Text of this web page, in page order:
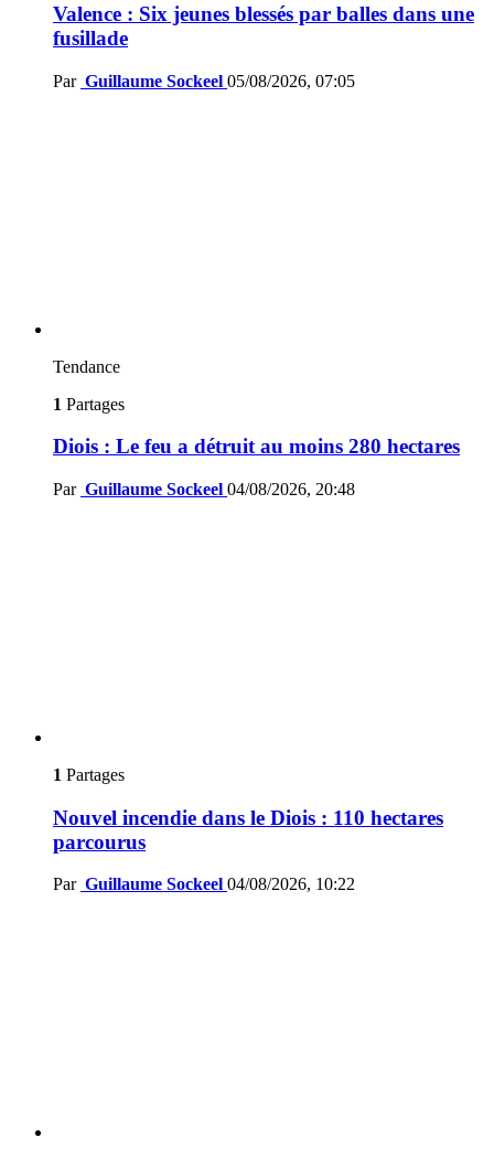
Valence : Six jeunes blessés par balles dans une
fusillade
Par Guillaume Sockeel 05/08/2026, 07:05
Tendance
1 Partages
Diois : Le feu a détruit au moins 280 hectares
Par Guillaume Sockeel 04/08/2026, 20:48
1 Partages
Nouvel incendie dans le Diois : 110 hectares
parcourus
Par Guillaume Sockeel 04/08/2026, 10:22